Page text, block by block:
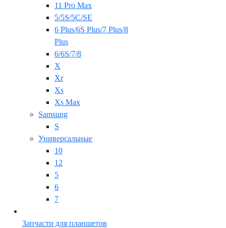
11 Pro Max
5/5S/5C/SE
6 Plus/6S Plus/7 Plus/8
Plus
6/6S/7/8
X
Xr
Xs
Xs Max
Samsung
S
Универсальные
10
12
5
6
7
Запчасти для планшетов